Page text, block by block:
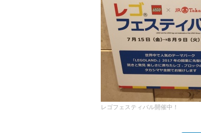
レゴフェスティバル開催中！